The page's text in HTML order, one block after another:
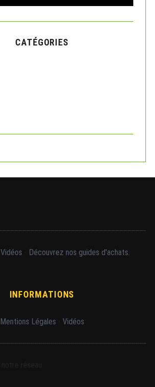
A
C
CATÉGORIES
Vidéos Découvrez nos guides d'achats.
INFORMATIONS
Mentions Légales Vidéos